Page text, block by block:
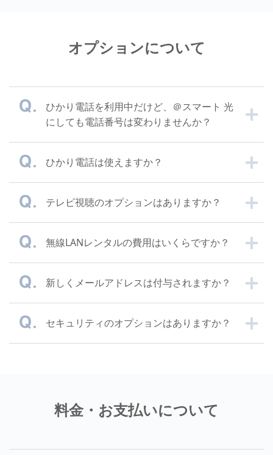
オプションについて
ひかり電話を利用中だけど、＠スマート 光
にしても電話番号は変わりませんか？
ひかり電話は使えますか？
テレビ視聴のオプションはありますか？
無線LANレンタルの費用はいくらですか？
新しくメールアドレスは付与されますか？
セキュリティのオプションはありますか？
料金・お支払いについて